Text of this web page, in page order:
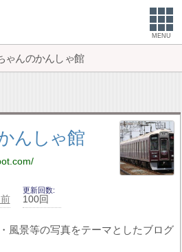
MENU
ゃんのかんしゃ館
んしゃ館
更新回数
100回
風景等の写真をテーマとしたブログ